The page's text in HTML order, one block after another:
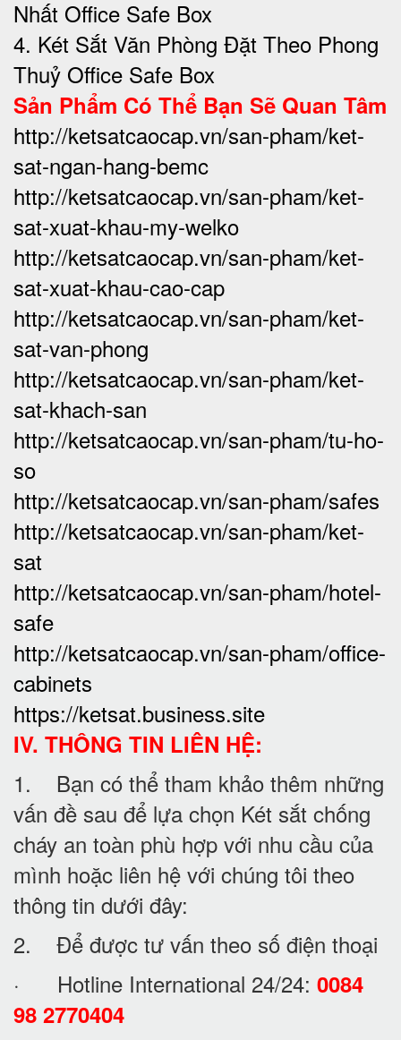
Nhất Office Safe Box
4. Két Sắt Văn Phòng Đặt Theo Phong
Thuỷ Office Safe Box
Sản Phẩm Có Thể Bạn Sẽ Quan Tâm
http://ketsatcaocap.vn/san-pham/ket-
sat-ngan-hang-bemc
http://ketsatcaocap.vn/san-pham/ket-
sat-xuat-khau-my-welko
http://ketsatcaocap.vn/san-pham/ket-
sat-xuat-khau-cao-cap
http://ketsatcaocap.vn/san-pham/ket-
sat-van-phong
http://ketsatcaocap.vn/san-pham/ket-
sat-khach-san
http://ketsatcaocap.vn/san-pham/tu-ho-
so
http://ketsatcaocap.vn/san-pham/safes
http://ketsatcaocap.vn/san-pham/ket-
sat
http://ketsatcaocap.vn/san-pham/hotel-
safe
http://ketsatcaocap.vn/san-pham/office-
cabinets
https://ketsat.business.site
IV. THÔNG TIN LIÊN HỆ:
1. Bạn có thể tham khảo thêm những
vấn đề sau để lựa chọn Két sắt chống
cháy an toàn phù hợp với nhu cầu của
mình hoặc liên hệ với chúng tôi theo
thông tin dưới đây:
2. Để được tư vấn theo số điện thoại
· Hotline International 24/24: 0084
98 2770404